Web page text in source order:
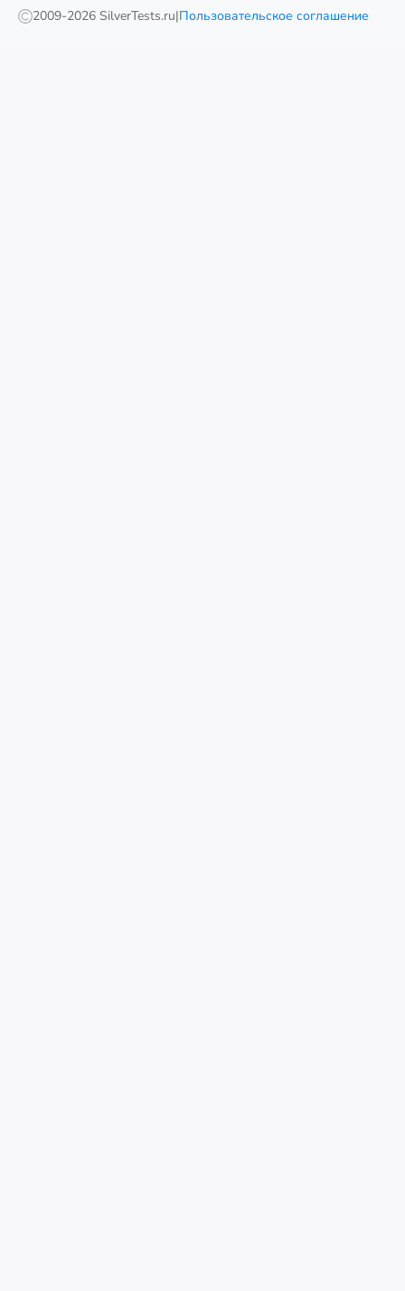
2009-2026 SilverTests.ru|Пользовательское соглашение